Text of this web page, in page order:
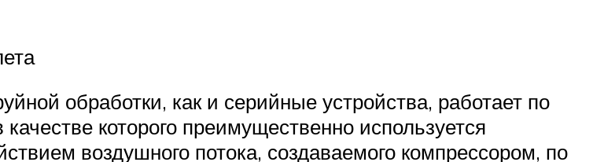
обработки, как и серийные устройства, работает по
которого преимущественно используется
воздушного потока, создаваемого компрессором, по